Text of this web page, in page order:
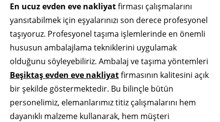
En ucuz evden eve nakliyatfirması çalışmalarını
yansıtabilmek için eşyalarınızı son derece profesyonel
taşıyoruz. Profesyonel taşıma işlemlerinde en önemli
hususun ambalajlama tekniklerini uygulamak
olduğunu söyleyebiliriz. Ambalaj ve taşıma yöntemleri
Beşiktaş evden eve nakliyatfirmasının kalitesini açık
bir şekilde göstermektedir. Bu bilinçle bütün
personelimiz, elemanlarımız titiz çalışmalarını hem
dayanıklı malzeme kullanarak, hem müşteri